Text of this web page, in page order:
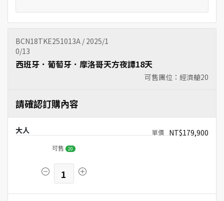
BCN18TKE251013A / 2025/1
0/13
可售團位：經濟艙20
西班牙．葡萄牙．摩洛哥天方夜譚18天
請確認訂購內容
大人 NT$179,900
可售 20
1